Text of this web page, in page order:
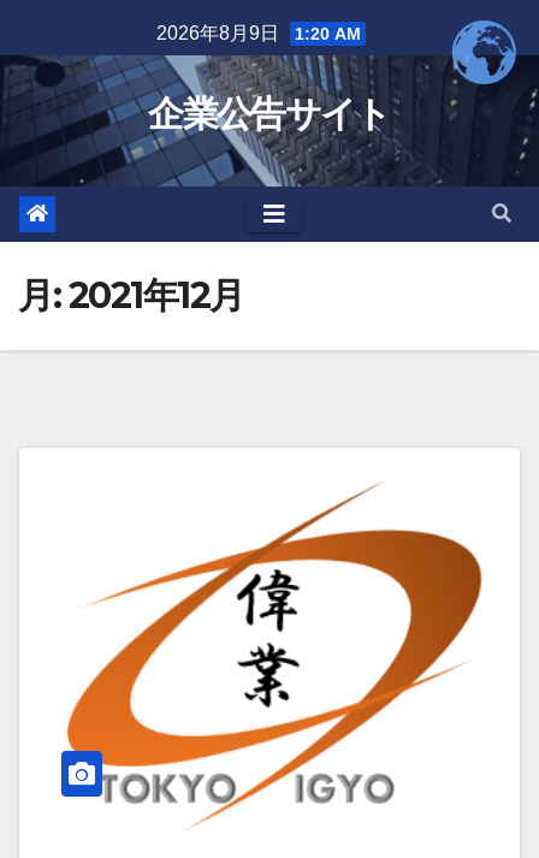
to
content
2026年8月9日 1:20 AM
企業公告サイト
月:2021年12月